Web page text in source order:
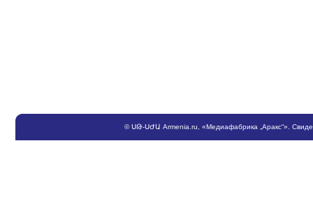
©ՍԹ-ՍԺԱ Armenia.ru , «Медиафабрика „Аракс“».